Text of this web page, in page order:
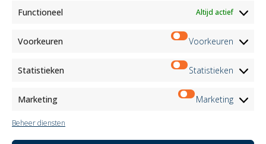
Functioneel Altijd actief
Voorkeuren Voorkeuren
Statistieken Statistieken
Marketing Marketing
Beheer diensten
Customer Information
Information for Candidates
Newsletter Information